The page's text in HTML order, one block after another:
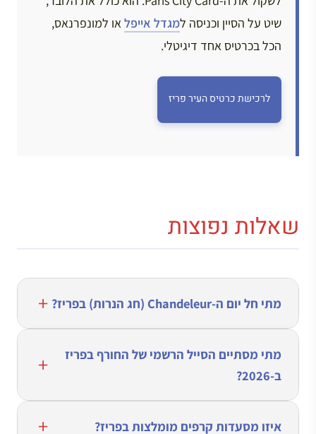
שיט על הסיין וכניסה למגדל אייפלאו למונפרנאס,
הכל בכרטיס אחד דיגיטלי.
לרכישת כרטיס העיר פריז
שאלות נפוצות
מתי חל יום ה-Chandeleur (חג הנרות) בפריז?
מתי מסתיים הסייל הרשמי של החורף בפריז
ב-2026?
איזו מסעדות קרפים מומלצות בפריז?